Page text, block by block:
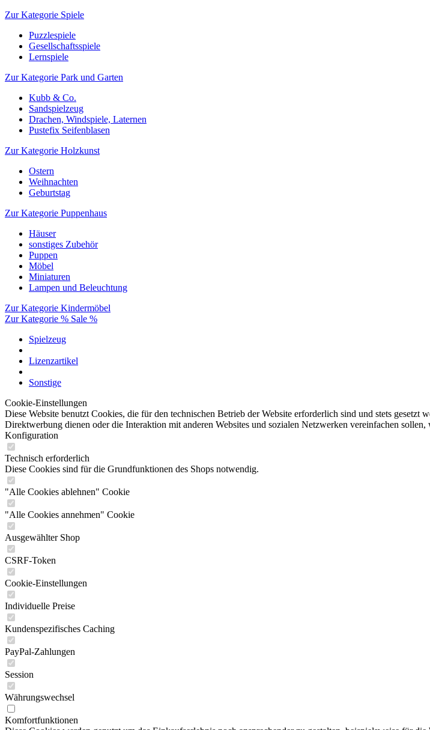
Zur Kategorie Spiele
Puzzlespiele
Gesellschaftsspiele
Lernspiele
Zur Kategorie Park und Garten
Kubb & Co.
Sandspielzeug
Drachen, Windspiele, Laternen
Pustefix Seifenblasen
Zur Kategorie Holzkunst
Ostern
Weihnachten
Geburtstag
Zur Kategorie Puppenhaus
Häuser
sonstiges Zubehör
Puppen
Möbel
Miniaturen
Lampen und Beleuchtung
Zur Kategorie Kindermöbel
Zur Kategorie % Sale %
Spielzeug
Lizenzartikel
Sonstige
Cookie-Einstellungen
Diese Website benutzt Cookies, die für den technischen Betrieb der Website erforderlich sind und stets
Direktwerbung dienen oder die Interaktion mit anderen Websites und sozialen Netzwerken vereinfachen
Konfiguration
Technisch erforderlich
Diese Cookies sind für die Grundfunktionen des Shops notwendig.
"Alle Cookies ablehnen" Cookie
"Alle Cookies annehmen" Cookie
Ausgewählter Shop
CSRF-Token
Cookie-Einstellungen
Individuelle Preise
Kundenspezifisches Caching
PayPal-Zahlungen
Session
Währungswechsel
Komfortfunktionen